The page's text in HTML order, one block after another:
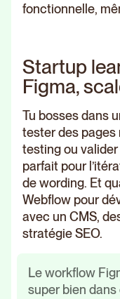
fonctionnelle,
Startup
Figma,
Tu bosses dans
tester des pages
testing ou
parfait pour
de wording. Et
Webflow pour
avec un CMS,
stratégie SEO.
Le workflow
super bien